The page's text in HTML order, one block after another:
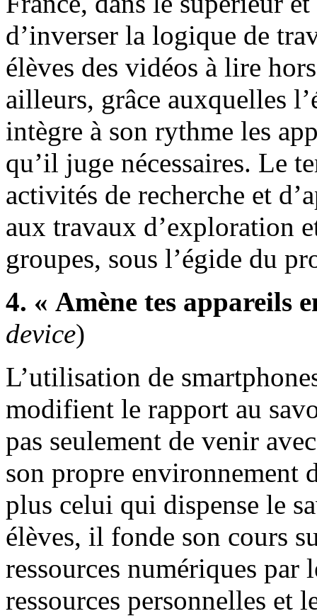
d’inverser la logique de
élèves des vidéos à lire
ailleurs, grâce auxquelles
intègre à son rythme les
qu’il juge nécessaires. Le
activités de recherche et
aux travaux d’exploration
groupes, sous l’égide du
4. « Amène tes appareils
device)
L’utilisation de
modifient le rapport au
pas seulement de venir
son propre environnement
plus celui qui dispense le
élèves, il fonde son cours
ressources numériques par
ressources personnelles et